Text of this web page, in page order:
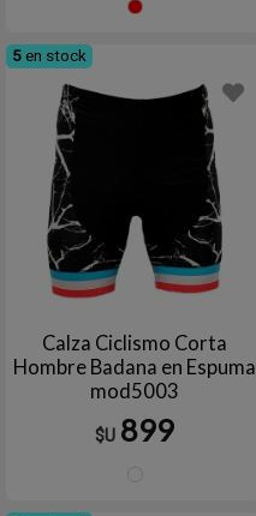
5 en stock
Calza Ciclismo Corta
Hombre Badana en Espuma
mod5003
$U 899